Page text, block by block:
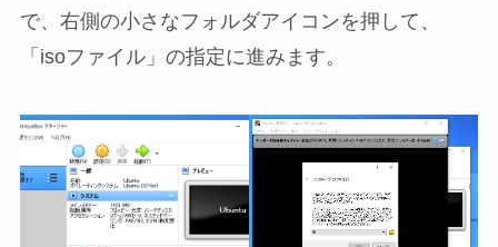
で、右側の小さなフォルダアイコンを押して、
「isoファイル」の指定に進みます。